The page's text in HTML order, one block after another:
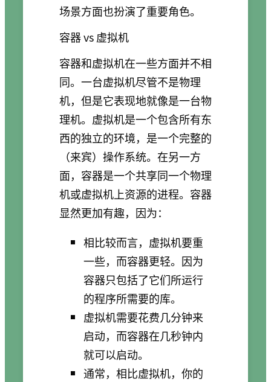
场景方面也扮演了重要角色。
容器 vs 虚拟机
容器和虚拟机在一些方面并不相
同。一台虚拟机尽管不是物理
机，但是它表现地就像是一台物
理机。虚拟机是一个包含所有东
西的独立的环境，是一个完整的
（来宾）操作系统。在另一方
面，容器是一个共享同一个物理
机或虚拟机上资源的进程。容器
显然更加有趣，因为：
相比较而言，虚拟机要重
一些，而容器更轻。因为
容器只包括了它们所运行
的程序所需要的库。
虚拟机需要花费几分钟来
启动，而容器在几秒钟内
就可以启动。
通常，相比虚拟机，你的